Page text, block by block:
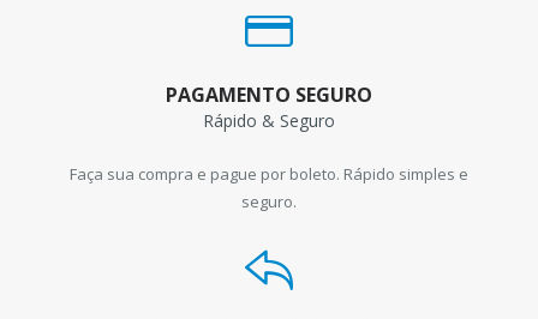
PAGAMENTO SEGURO
Rápido & Seguro
Faça sua compra e pague por boleto. Rápido simples e
seguro.